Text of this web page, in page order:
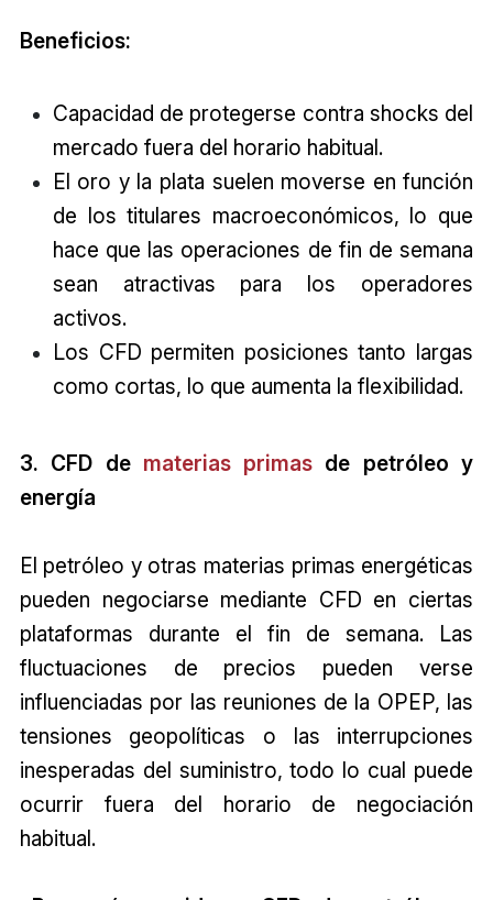
Beneficios:
Capacidad de protegerse contra shocks del
mercado fuera del horario habitual.
El oro y la plata suelen moverse en función
de los titulares macroeconómicos, lo que
hace que las operaciones de fin de semana
sean atractivas para los operadores
activos.
Los CFD permiten posiciones tanto largas
como cortas, lo que aumenta la flexibilidad.
3. CFD de materias primas de petróleo y
energía
El petróleo y otras materias primas energéticas
pueden negociarse mediante CFD en ciertas
plataformas durante el fin de semana. Las
fluctuaciones de precios pueden verse
influenciadas por las reuniones de la OPEP, las
tensiones geopolíticas o las interrupciones
inesperadas del suministro, todo lo cual puede
ocurrir fuera del horario de negociación
habitual.